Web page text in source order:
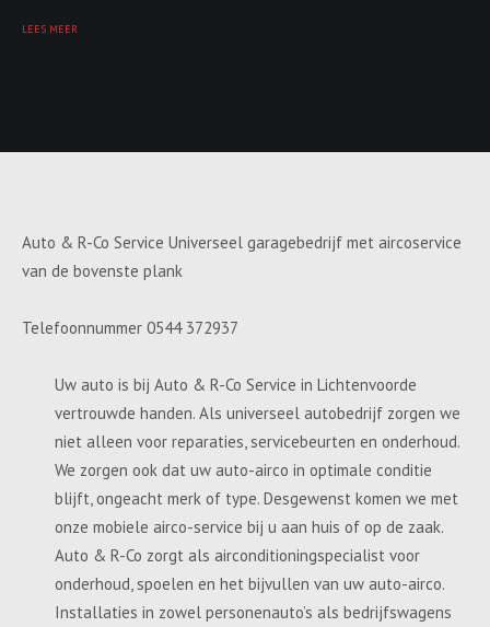
LEES MEER
Auto & R-Co Service Universeel garagebedrijf met aircoservice
van de bovenste plank
Telefoonnummer 0544 372937
Uw auto is bij Auto & R-Co Service in Lichtenvoorde
vertrouwde handen. Als universeel autobedrijf zorgen we
niet alleen voor reparaties, servicebeurten en onderhoud.
We zorgen ook dat uw auto-airco in optimale conditie
blijft, ongeacht merk of type. Desgewenst komen we met
onze mobiele airco-service bij u aan huis of op de zaak.
Auto & R-Co zorgt als airconditioningspecialist voor
onderhoud, spoelen en het bijvullen van uw auto-airco.
Installaties in zowel personenauto’s als bedrijfswagens